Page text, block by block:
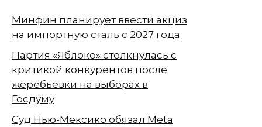
Минфин планирует ввести акциз
на импортную сталь с 2027 года
Партия «Яблоко» столкнулась с
критикой конкурентов после
жеребьёвки на выборах в
Госдуму
Суд Нью-Мексико обязал Meta